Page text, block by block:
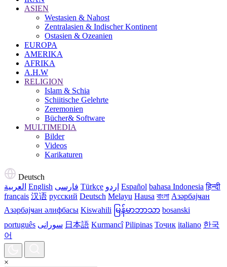
ASIEN
Westasien & Nahost
Zentralasien & Indischer Kontinent
Ostasien & Ozeanien
EUROPA
AMERIKA
AFRIKA
A.H.W
RELIGION
Islam & Schia
Schiitische Gelehrte
Zeremonien
Bücher& Software
MULTIMEDIA
Bilder
Videos
Karikaturen
Deutsch
العربية English فارسی Türkçe اردو Español bahasa Indonesia हिन्दी
français 汉语 русский Deutsch Melayu Hausa বাংলা Азәрбајҹан
Азәрбајҹан әлифбасы Kiswahili မြန်မာဘာသာ bosanski
português سورانی 日本語 Kurmancî Pilipinas Тоҷик italiano 한국
어
×